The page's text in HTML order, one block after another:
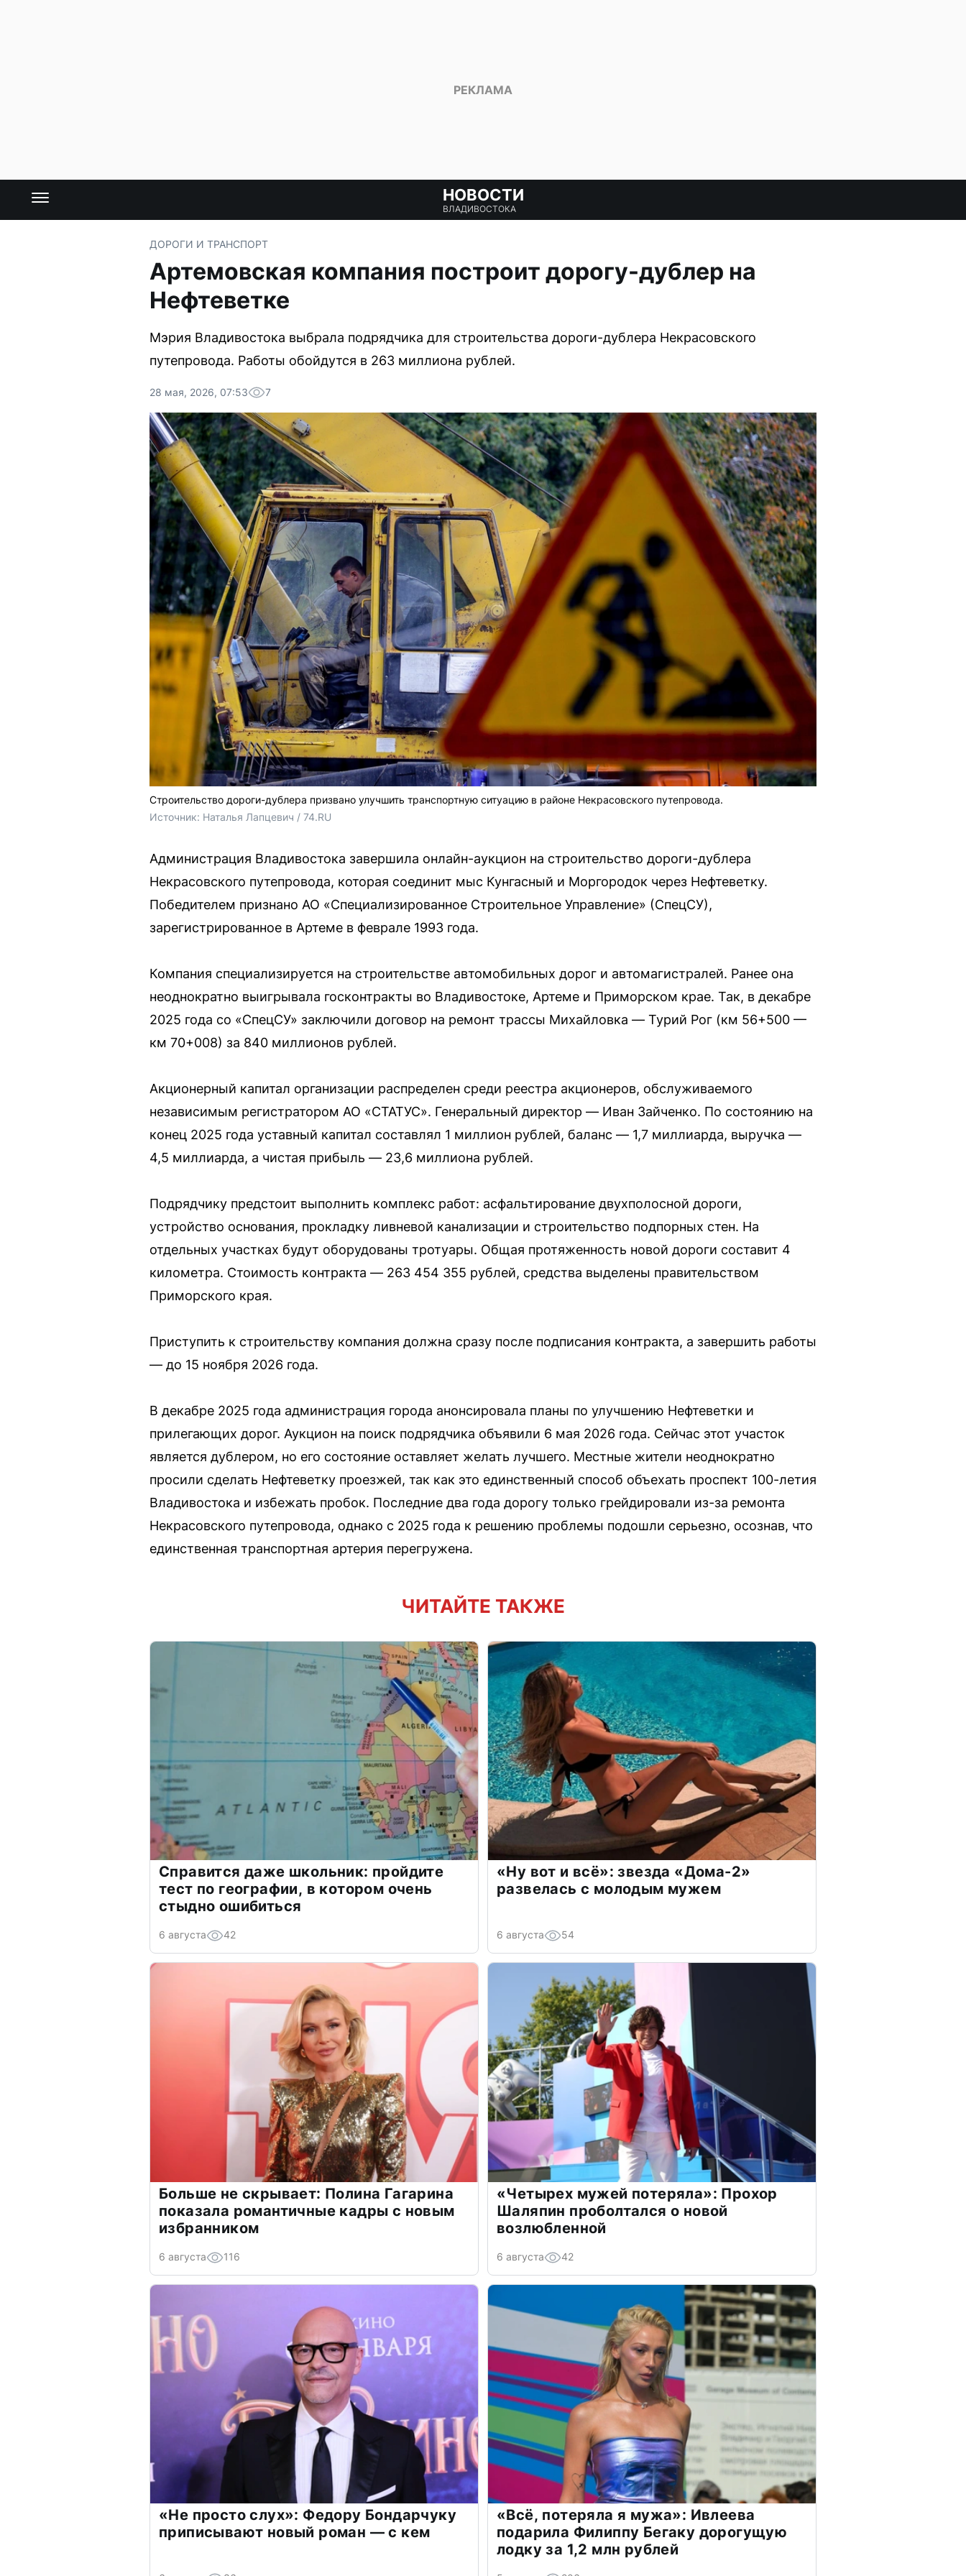
НОВОСТИ
ВЛАДИВОСТОКА
ДОРОГИ И ТРАНСПОРТ
Артемовская компания построит дорогу-дублер на
Нефтеветке
Мэрия Владивостока выбрала подрядчика для строительства дороги-дублера Некрасовского
путепровода. Работы обойдутся в 263 миллиона рублей.
28 мая, 2026, 07:53 7
Строительство дороги-дублера призвано улучшить транспортную ситуацию в районе Некрасовского путепровода.
Источник: Наталья Лапцевич / 74.RU
Администрация Владивостока завершила онлайн-аукцион на строительство дороги-дублера
Некрасовского путепровода, которая соединит мыс Кунгасный и Моргородок через Нефтеветку.
Победителем признано АО «Специализированное Строительное Управление» (СпецСУ),
зарегистрированное в Артеме в феврале 1993 года.
Компания специализируется на строительстве автомобильных дорог и автомагистралей. Ранее она
неоднократно выигрывала госконтракты во Владивостоке, Артеме и Приморском крае. Так, в декабре
2025 года со «СпецСУ» заключили договор на ремонт трассы Михайловка — Турий Рог (км 56+500 —
км 70+008) за 840 миллионов рублей.
Акционерный капитал организации распределен среди реестра акционеров, обслуживаемого
независимым регистратором АО «СТАТУС». Генеральный директор — Иван Зайченко. По состоянию на
конец 2025 года уставный капитал составлял 1 миллион рублей, баланс — 1,7 миллиарда, выручка —
4,5 миллиарда, а чистая прибыль — 23,6 миллиона рублей.
Подрядчику предстоит выполнить комплекс работ: асфальтирование двухполосной дороги,
устройство основания, прокладку ливневой канализации и строительство подпорных стен. На
отдельных участках будут оборудованы тротуары. Общая протяженность новой дороги составит 4
километра. Стоимость контракта — 263 454 355 рублей, средства выделены правительством
Приморского края.
Приступить к строительству компания должна сразу после подписания контракта, а завершить работы
— до 15 ноября 2026 года.
В декабре 2025 года администрация города анонсировала планы по улучшению Нефтеветки и
прилегающих дорог. Аукцион на поиск подрядчика объявили 6 мая 2026 года. Сейчас этот участок
является дублером, но его состояние оставляет желать лучшего. Местные жители неоднократно
просили сделать Нефтеветку проезжей, так как это единственный способ объехать проспект 100-летия
Владивостока и избежать пробок. Последние два года дорогу только грейдировали из-за ремонта
Некрасовского путепровода, однако с 2025 года к решению проблемы подошли серьезно, осознав, что
единственная транспортная артерия перегружена.
ЧИТАЙТЕ ТАКЖЕ
Справится даже школьник: пройдите
тест по географии, в котором очень
стыдно ошибиться
6 августа 42
«Ну вот и всё»: звезда «Дома-2»
развелась с молодым мужем
6 августа 54
Больше не скрывает: Полина Гагарина
показала романтичные кадры с новым
избранником
6 августа 116
«Четырех мужей потеряла»: Прохор
Шаляпин проболтался о новой
возлюбленной
6 августа 42
«Не просто слух»: Федору Бондарчуку
приписывают новый роман — с кем
«Всё, потеряла я мужа»: Ивлеева
подарила Филиппу Бегаку дорогущую
лодку за 1,2 млн рублей